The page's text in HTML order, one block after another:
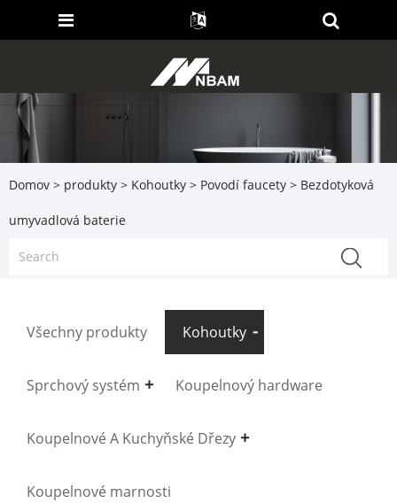
Domov > produkty > Kohoutky > Povodí faucety > Bezdotyková
umyvadlová baterie
Všechny produkty Kohoutky
Sprchový systém Koupelnový hardware
Koupelnové A Kuchyňské Dřezy
Koupelnové marnosti